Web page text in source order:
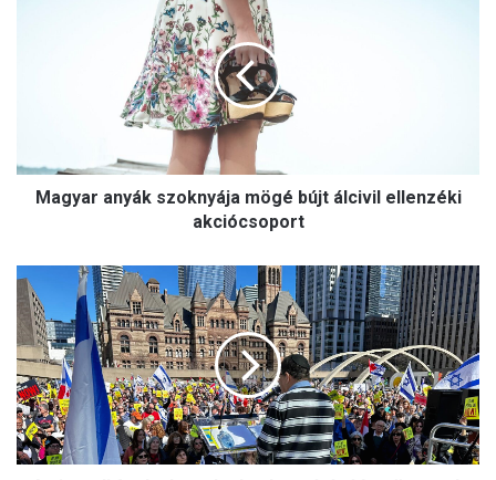
y
z
k
n
y
á
j
a
m
Magyar anyák szoknyája mögé bújt álcivil ellenzéki
akciócsoport
A
z
z
r
a
e
l
i